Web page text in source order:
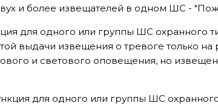
и более извещателей в одном ШС -
для одного или группы ШС охранного
выдачи извещения о тревоге только
и светового оповещения, но
для одного или группы ШС